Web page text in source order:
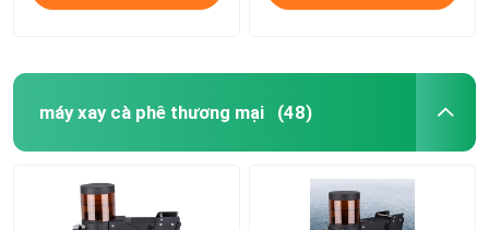
máy xay cà phê thương mại (48)